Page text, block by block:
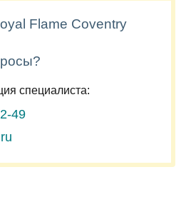
Flame Coventry
специалиста:
49